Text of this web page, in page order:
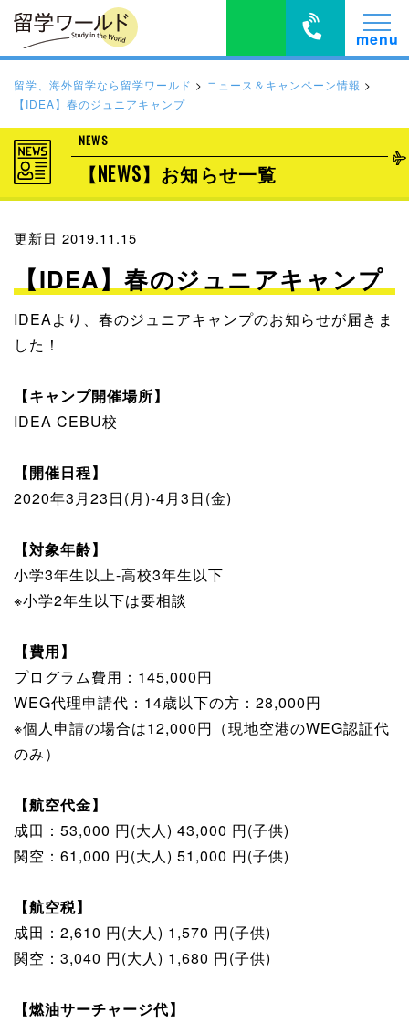
留学、海外留学なら留学ワールド > ニュース＆キャンペーン情報 >
【IDEA】春のジュニアキャンプ
NEWS
【NEWS】お知らせ一覧
更新日 2019.11.15
【IDEA】春のジュニアキャンプ
IDEAより、春のジュニアキャンプのお知らせが届きま
した！
【キャンプ開催場所】
IDEA CEBU校
【開催日程】
2020年3月23日(月)-4月3日(金)
【対象年齢】
小学3年生以上-高校3年生以下
※小学2年生以下は要相談
【費用】
プログラム費用：145,000円
WEG代理申請代：14歳以下の方：28,000円
※個人申請の場合は12,000円（現地空港のWEG認証代
のみ）
【航空代金】
成田：53,000 円(大人) 43,000 円(子供)
関空：61,000 円(大人) 51,000 円(子供)
【航空税】
成田：2,610 円(大人) 1,570 円(子供)
関空：3,040 円(大人) 1,680 円(子供)
【燃油サーチャージ代】